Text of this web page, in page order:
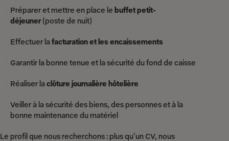
Préparer et mettre en place le buffet petit-
déjeuner (poste de nuit)
Effectuer lafacturation et les encaissements
Garantir la bonne tenue et la sécurité du fond de caisse
Réaliser laclôture journalière hôtelière
Veiller à la sécurité des biens, des personnes et à la
bonne maintenance du matériel
Le profil que nous recherchons : plus qu’un CV, nous